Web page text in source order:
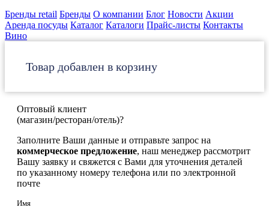
Бренды retail Бренды О компании Блог Новости Акции
Аренда посуды Каталог Каталоги Прайс-листы Контакты
Вино
Товар добавлен в корзину
Оптовый клиент
(магазин/ресторан/отель)?
Заполните Ваши данные и отправьте запрос на
коммерческое предложение, наш менеджер рассмотрит
Вашу заявку и свяжется с Вами для уточнения деталей
по указанному номеру телефона или по электронной
почте
Имя